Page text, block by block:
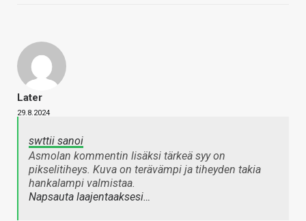
Later
29.8.2024
swttii sanoi
Asmolan kommentin lisäksi tärkeä syy on
pikselitiheys. Kuva on terävämpi ja tiheyden takia
hankalampi valmistaa.
Napsauta laajentaaksesi…